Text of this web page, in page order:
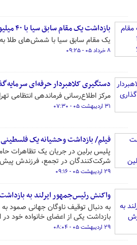
بازداشت یک مقام سابق سیا با ۴۰ میلیون دلار طلا
یک مقام سابق سیا با شمش‌های طلا به ارزش ۴۰ میلیون دلار
۸ خرداد ۰۵ - ۰۹:۲۵
دستگیری کلاهبردار حرفه‌ای
مرکز اطلاع‌رسانی فرماندهی انتظامی
۳۱ اردیبهشت ۰۵ - ۰۷:۳۰
فیلم/ بازداشت وحشیانه یک فلسطینی
پلیس برلین در جریان یک تظاهرات
شرکت‌کنندگان در تجمع، فرزندش
۲۹ اردیبهشت ۰۵ - ۰۹:۱۶
واکنش رئیس‌جمهور ایرلند به
به دنبال توقیف ناوگان جهانی صمود
بازداشت یکی از اعضای خانواده خود
۲۹ اردیبهشت ۰۵ - ۰۸:۰۴